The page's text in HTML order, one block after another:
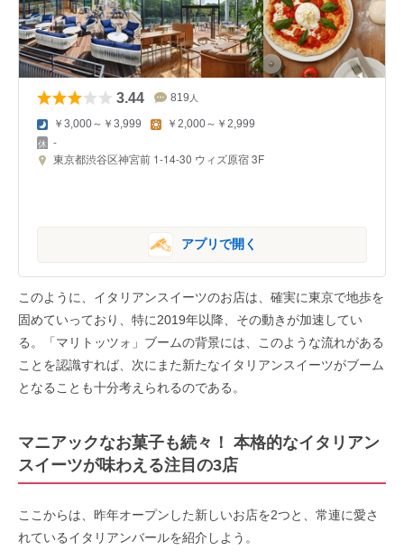
3.44 819 人
￥3,000～￥3,999 ￥2,000～￥2,999
-
東京都渋谷区神宮前 1-14-30 ウィズ原宿 3F
アプリで開く
このように、イタリアンスイーツのお店は、確実に東京で地歩を
固めていっており、特に2019年以降、その動きが加速してい
る。「マリトッツォ」ブームの背景には、このような流れがある
ことを認識すれば、次にまた新たなイタリアンスイーツがブーム
となることも十分考えられるのである。
マニアックなお菓子も続々！ 本格的なイタリアン
スイーツが味わえる注目の3店
ここからは、昨年オープンした新しいお店を2つと、常連に愛さ
れているイタリアンバールを紹介しよう。